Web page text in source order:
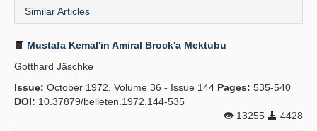
Similar Articles
Mustafa Kemal'in Amiral Brock'a Mektubu
Gotthard Jäschke
Issue: October 1972, Volume 36 - Issue 144 Pages: 535-540
DOI: 10.37879/belleten.1972.144-535
13255
4428